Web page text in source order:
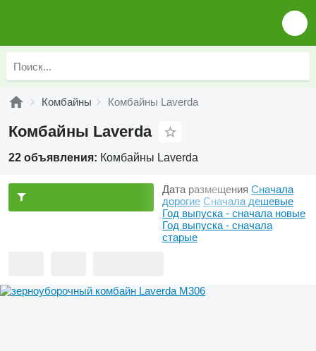
Комбайны Комбайны Laverda
Комбайны Laverda
22 объявления: Комбайны Laverda
Дата размещения Сначала
дорогие Сначала дешевые
Год выпуска - сначала новые
Год выпуска - сначала
старые